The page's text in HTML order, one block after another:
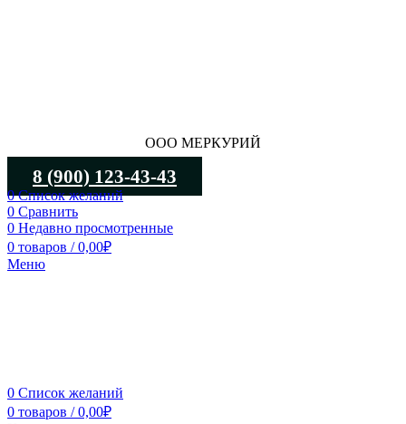
ООО МЕРКУРИЙ
8 (900) 123-43-43
0Список желаний
0 Сравнить
0 Недавно просмотренные
0 товаров / 0,00₽
Меню
0 Список желаний
0 товаров / 0,00₽